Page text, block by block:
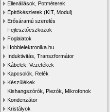
Ellenállások, Potméterek
Építőkészletek (KIT, Modul)
Erősáramú szerelés
Fejlesztőeszközök
Foglalatok
Hobbielektronika.hu
Induktivitás, Transzformátor
Kábelek, Vezetékek
Kapcsolók, Relék
Készülékek
Kishangszórók, Piezók, Mikrofonok
Kondenzátor
Kristályok